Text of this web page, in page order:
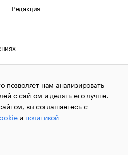
Редакция
О соблюдении авторских прав
1995–2026.Сообщения
агентства «РБК»
службой по надзору в сфере
и массовых
09.12.2015 за номером ИА
пометкой «РБК». Отдельные
информацию,
нам анализировать
с сайтом и делать его лучше.
вы соглашаетесь с
и политикой